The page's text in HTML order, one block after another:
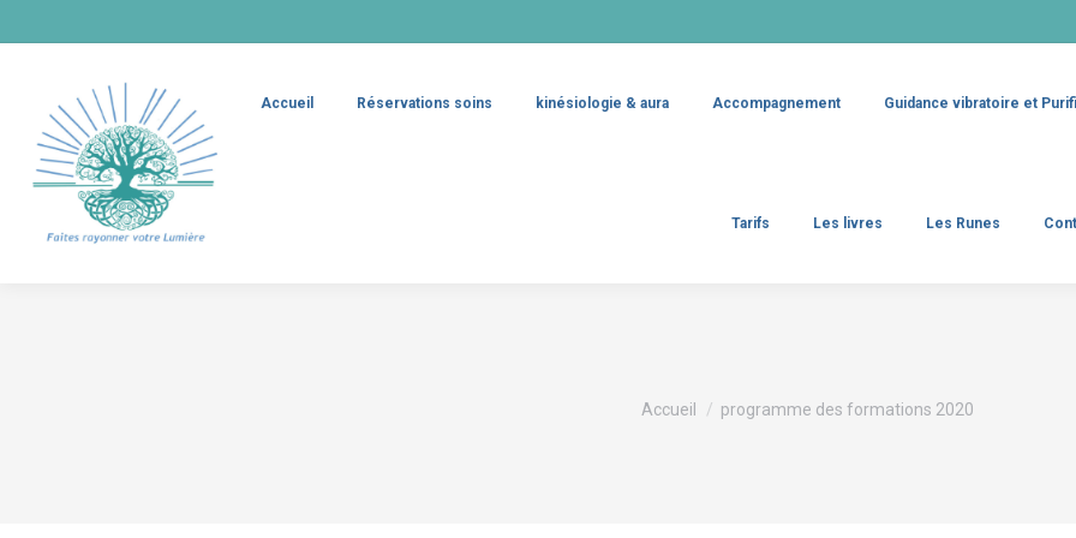
Accueil Réservations soins kinésiologie & aura Accompagnement Guidance vibratoire et
Tarifs Les livres Les Runes
Vous êtes ici :
Accueil programme des formations 2020